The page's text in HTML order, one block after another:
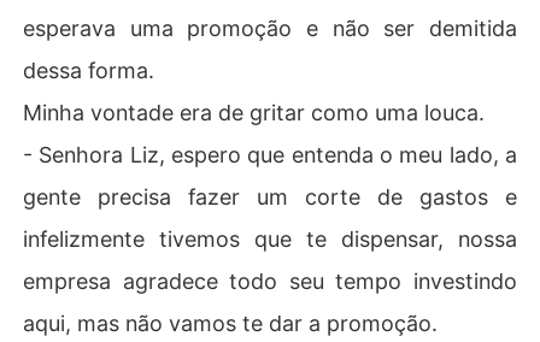
Ass: Henry Miller: _________________________
Ass: Liz Hernandez: _________________________
esperava uma promoção e não ser demitida
dessa forma.
Minha vontade era de gritar como uma louca.
- Senhora Liz, espero que entenda o meu lado, a
gente precisa fazer um corte de gastos e
infelizmente tivemos que te dispensar, nossa
empresa agradece todo seu tempo investindo
aqui, mas não vamos te dar a promoção.